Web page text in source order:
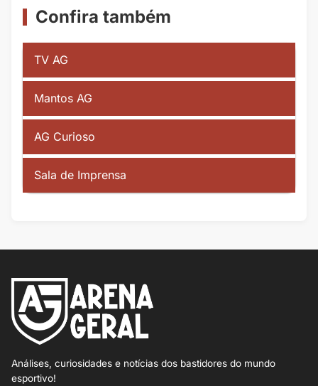
Confira também
TV AG
Mantos AG
AG Curioso
Sala de Imprensa
Análises, curiosidades e notícias dos bastidores do mundo
esportivo!